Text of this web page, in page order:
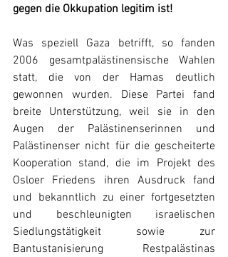
gegen die Okkupation legitim ist!
Was speziell Gaza betrifft, so fanden
2006 gesamtpalästinensische Wahlen
statt, die von der Hamas deutlich
gewonnen wurden. Diese Partei fand
breite Unterstützung, weil sie in den
Augen der Palästinenserinnen und
Palästinenser nicht für die gescheiterte
Kooperation stand, die im Projekt des
Osloer Friedens ihren Ausdruck fand
und bekanntlich zu einer fortgesetzten
und beschleunigten israelischen
Siedlungstätigkeit sowie zur
Bantustanisierung Restpalästinas